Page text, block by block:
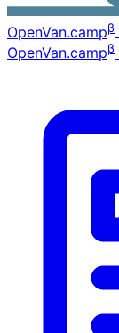
OpenVan.campβ
OpenVan.campβ